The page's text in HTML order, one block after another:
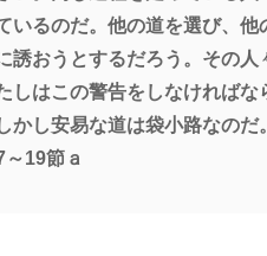
いるのだ。他の道を選び、
誘おうとするだろう。その
しはこの警告をしなければ
し安易な道は袋小路なのだ。
19節ａ